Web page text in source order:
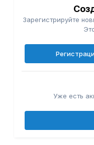
Зарегистрируйте
Уже есть